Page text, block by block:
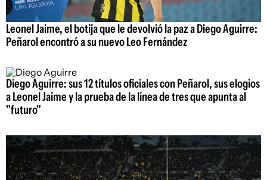
Leonel Jaime, el botija que le devolvió la paz a Diego Aguirre:
Peñarol encontró a su nuevo Leo Fernández
Diego Aguirre: sus 12 títulos oficiales con Peñarol, sus elogios
a Leonel Jaime y la prueba de la línea de tres que apunta al
"futuro"